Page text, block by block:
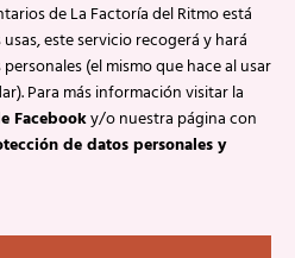
de La Factoría del Ritmo está
este servicio recogerá y hará
(el mismo que hace al usar
Para más información visitar la
Facebooky/o nuestra página con
de datos personales y